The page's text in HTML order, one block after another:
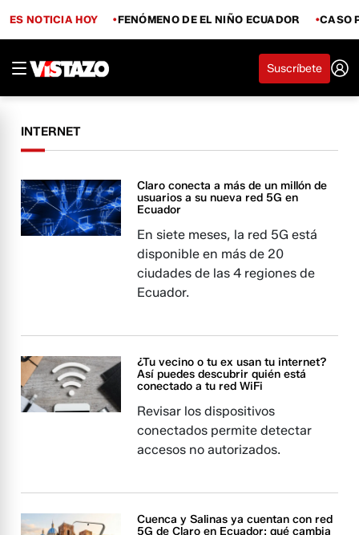
ES NOTICIA HOY FENÓMENO DE EL NIÑO ECUADOR CASO
Suscríbete
INTERNET
Claro conecta a más de un millón de
usuarios a su nueva red 5G en
Ecuador
​​​​​​En siete meses, la red 5G está
disponible en más de 20
ciudades de las 4 regiones de
Ecuador.
¿Tu vecino o tu ex usan tu internet?
Así puedes descubrir quién está
conectado a tu red WiFi
Revisar los dispositivos
conectados permite detectar
accesos no autorizados.
Cuenca y Salinas ya cuentan con red
5G de Claro en Ecuador: qué cambia